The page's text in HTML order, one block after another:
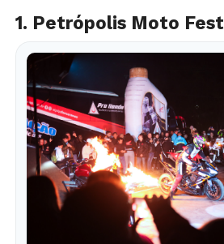
1. Petrópolis Moto Fest